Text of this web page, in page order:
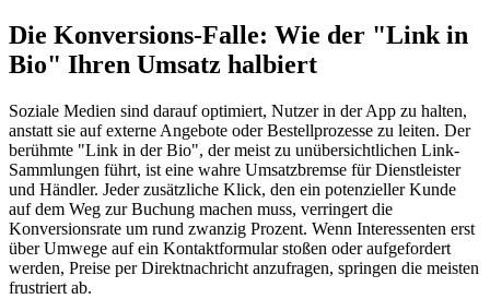
Die Konversions-Falle: Wie der "Link in
Bio" Ihren Umsatz halbiert
Soziale Medien sind darauf optimiert, Nutzer in der App zu halten,
anstatt sie auf externe Angebote oder Bestellprozesse zu leiten. Der
berühmte "Link in der Bio", der meist zu unübersichtlichen Link-
Sammlungen führt, ist eine wahre Umsatzbremse für Dienstleister
und Händler. Jeder zusätzliche Klick, den ein potenzieller Kunde
auf dem Weg zur Buchung machen muss, verringert die
Konversionsrate um rund zwanzig Prozent. Wenn Interessenten erst
über Umwege auf ein Kontaktformular stoßen oder aufgefordert
werden, Preise per Direktnachricht anzufragen, springen die meisten
frustriert ab.